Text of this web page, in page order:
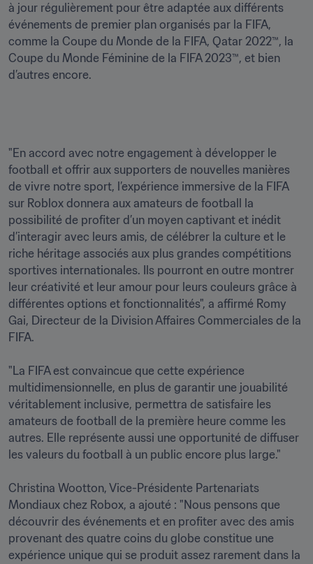
à jour régulièrement pour être adaptée aux différents
événements de premier plan organisés par la FIFA,
comme la Coupe du Monde de la FIFA, Qatar 2022™, la
Coupe du Monde Féminine de la FIFA 2023™, et bien
d’autres encore.
"En accord avec notre engagement à développer le
football et offrir aux supporters de nouvelles manières
de vivre notre sport, l’expérience immersive de la FIFA
sur Roblox donnera aux amateurs de football la
possibilité de profiter d’un moyen captivant et inédit
d’interagir avec leurs amis, de célébrer la culture et le
riche héritage associés aux plus grandes compétitions
sportives internationales. Ils pourront en outre montrer
leur créativité et leur amour pour leurs couleurs grâce à
différentes options et fonctionnalités", a affirmé Romy
Gai, Directeur de la Division Affaires Commerciales de la
FIFA.
"La FIFA est convaincue que cette expérience
multidimensionnelle, en plus de garantir une jouabilité
véritablement inclusive, permettra de satisfaire les
amateurs de football de la première heure comme les
autres. Elle représente aussi une opportunité de diffuser
les valeurs du football à un public encore plus large."
Christina Wootton, Vice-Présidente Partenariats
Mondiaux chez Robox, a ajouté : "Nous pensons que
découvrir des événements et en profiter avec des amis
provenant des quatre coins du globe constitue une
expérience unique qui se produit assez rarement dans la